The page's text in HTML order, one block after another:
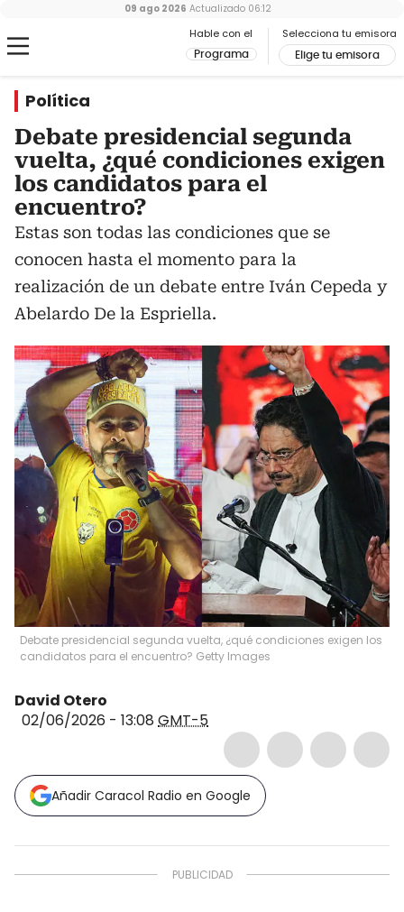
Hable con el
Programa
Selecciona tu emisora
Elige tu emisora
09 ago 2026 Actualizado 06:12
Política
Debate presidencial segunda
vuelta, ¿qué condiciones exigen
los candidatos para el
encuentro?
Estas son todas las condiciones que se
conocen hasta el momento para la
realización de un debate entre Iván Cepeda y
Abelardo De la Espriella.
Debate presidencial segunda vuelta, ¿qué condiciones exigen los
candidatos para el encuentro? Getty Images
David Otero
02/06/2026 - 13:08 GMT-5
Añadir Caracol Radio en Google